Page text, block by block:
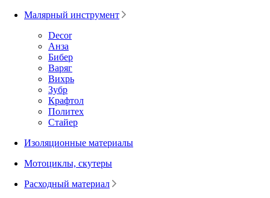
Малярный инструмент
Decor
Анза
Бибер
Варяг
Вихрь
Зубр
Крафтол
Политех
Стайер
Изоляционные материалы
Мотоциклы, скутеры
Расходный материал